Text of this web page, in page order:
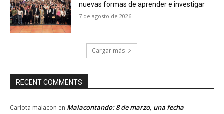
nuevas formas de aprender e investigar
7 de agosto de 2026
Cargar más
RECENT COMMENTS
Carlota malacon en Malacontando: 8 de marzo, una fecha